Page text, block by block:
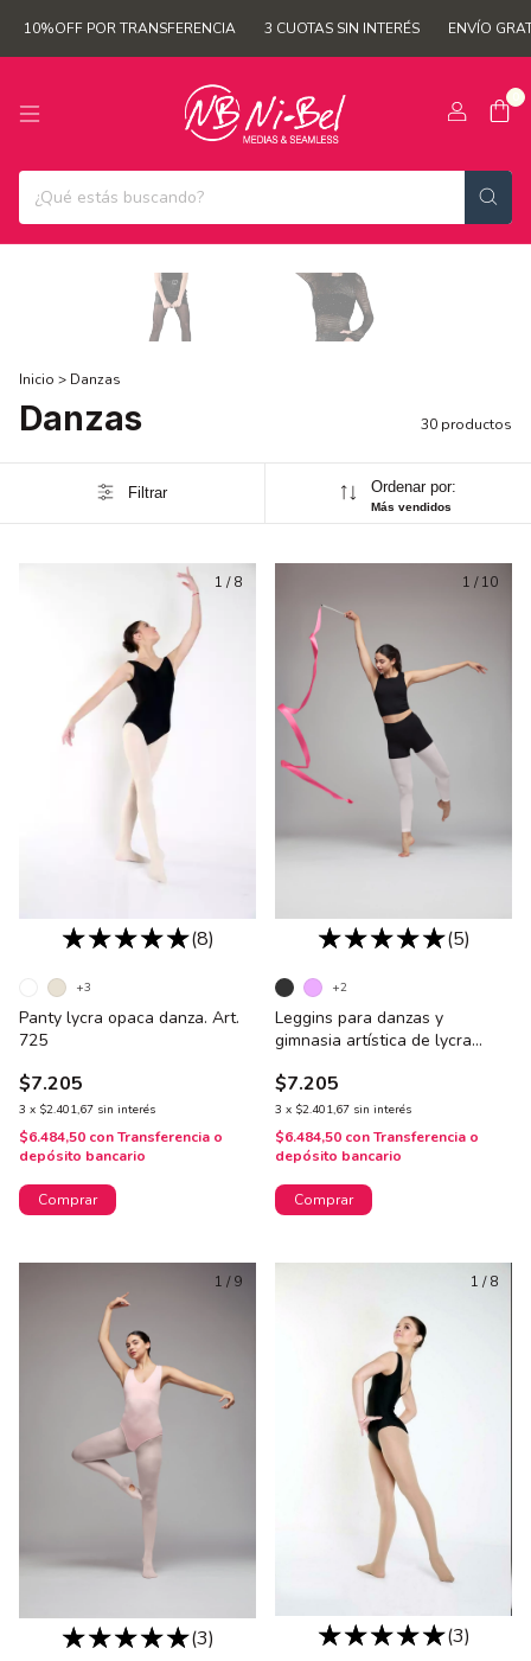
POR TRANSFERENCIA 3 CUOTAS SIN INTERÉS ENVÍO GRATIS A
Inicio > Danzas
Danzas 30 productos
Filtrar Ordenar por:
Más vendidos
1 /8
(8)
Panty lycra opaca danza. Art.
725
$7.205
3 x $2.401,67 sin interés
$6.484,50 conTransferencia o
depósito bancario
+3
Comprar
1 /10
(5)
Leggins para danzas y
gimnasia artística de lycra
$7.205
3 x $2.401,67 sin interés
$6.484,50 conTransferencia o
depósito bancario
+2
Comprar
1 /9
(3)
1 /8
(3)